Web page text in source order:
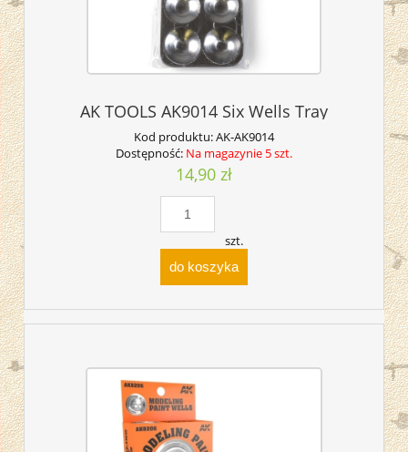
AK TOOLS AK9014 Six Wells Tray
Kod produktu:AK-AK9014
Dostępność: Na magazynie 5 szt.
14,90 zł
szt.
do koszyka